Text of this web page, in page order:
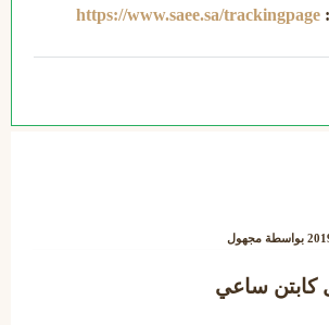
:
https://www.saee.sa/trackingpage
بواسطة مجهول
كابتن ساعي